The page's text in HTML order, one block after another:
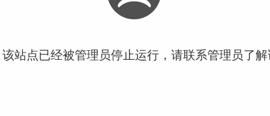
站点已经被管理员停止运行，请联系管理员了